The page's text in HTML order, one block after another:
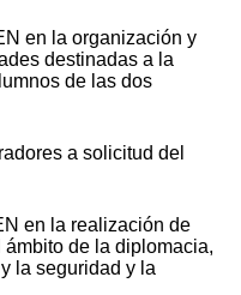
en la organización y
destinadas a la
de las dos
a solicitud del
en la realización de
de la diplomacia,
la seguridad y la